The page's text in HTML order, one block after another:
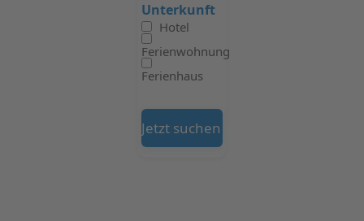
Unterkunft
Hotel
Ferienwohnung
Ferienhaus
Jetzt suchen auf Booking.com